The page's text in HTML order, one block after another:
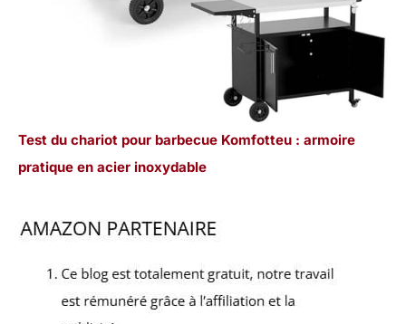
Test du chariot pour barbecue Komfotteu : armoire
pratique en acier inoxydable